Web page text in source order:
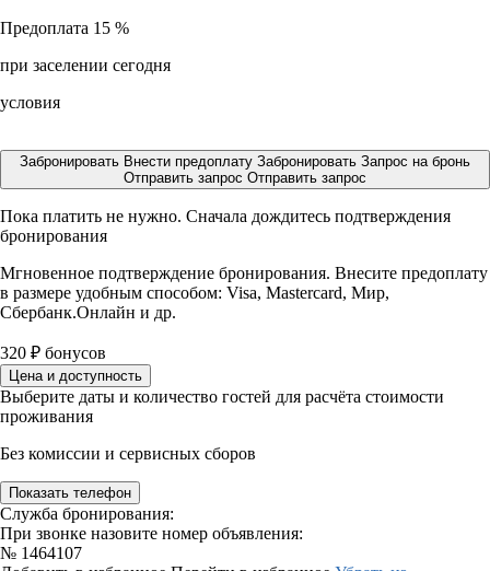
Предоплата 15 %
при заселении сегодня
условия
Забронировать Внести предоплату Забронировать Запрос на бронь
Отправить запрос Отправить запрос
Пока платить не нужно. Сначала дождитесь подтверждения
бронирования
Мгновенное подтверждение бронирования. Внесите предоплату
в размере удобным способом: Visa, Mastercard, Мир,
Сбербанк.Онлайн и др.
320 ₽ бонусов
Цена и доступность
Выберите даты и количество гостей для расчёта стоимости
проживания
Без комиссии и сервисных сборов
Показать телефон
Служба бронирования:
При звонке назовите номер объявления:
№ 1464107